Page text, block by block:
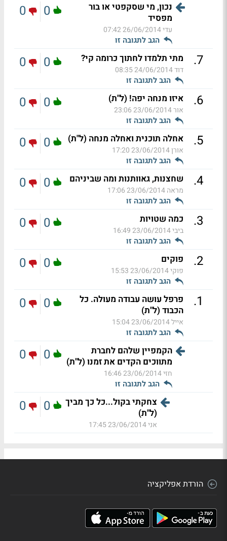
נכון, מי שסקפטי או בור
מפסיד
עדי26/06/2014 07:42
הגב לתגובה זו
0
0
7
. מתי תלמדו לחתוך כרומה קי?
דוד24/06/2014 08:35
הגב לתגובה זו
0
0
6
. איזו מנחה יפה! (ל"ת)
אור23/06/2014 23:06
הגב לתגובה זו
0
0
5
. אחלה תוכנית ואחלה מנחה (ל"ת)
אורן23/06/2014 17:20
הגב לתגובה זו
0
0
4
. שחצנות, גאוותנות ומה שביניהם
מראה23/06/2014 17:06
הגב לתגובה זו
0
0
3
. כמה שטויות
ביבי23/06/2014 16:49
הגב לתגובה זו
0
0
2
. פוקים
פוקי23/06/2014 15:53
הגב לתגובה זו
0
0
1
.
פרפל עושה עבודה מעולה. כל
הכבוד (ל"ת)
אייל23/06/2014 15:04
הגב לתגובה זו
0
0
הקמפיין שלהם לחברת
מתווכים הקדים את זמנו (ל"ת)
חזי23/06/2014 16:46
הגב לתגובה זו
0
0
צחקתי בקול...כל כך מביך
(ל"ת)
אני23/06/2014 17:45
0
0
הורדת אפליקציה